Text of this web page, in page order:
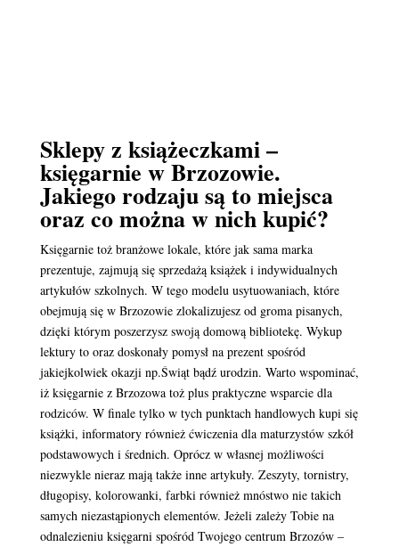
Sklepy z książeczkami –
księgarnie w Brzozowie.
Jakiego rodzaju są to miejsca
oraz co można w nich kupić?
Księgarnie toż branżowe lokale, które jak sama marka
prezentuje, zajmują się sprzedażą książek i indywidualnych
artykułów szkolnych. W tego modelu usytuowaniach, które
obejmują się w Brzozowie zlokalizujesz od groma pisanych,
dzięki którym poszerzysz swoją domową bibliotekę. Wykup
lektury to oraz doskonały pomysł na prezent spośród
jakiejkolwiek okazji np.Świąt bądź urodzin. Warto wspominać,
iż księgarnie z Brzozowa toż plus praktyczne wsparcie dla
rodziców. W finale tylko w tych punktach handlowych kupi się
książki, informatory również ćwiczenia dla maturzystów szkół
podstawowych i średnich. Oprócz w własnej możliwości
niezwykle nieraz mają także inne artykuły. Zeszyty, tornistry,
długopisy, kolorowanki, farbki również mnóstwo nie takich
samych niezastąpionych elementów. Jeżeli zależy Tobie na
odnalezieniu księgarni spośród Twojego centrum Brzozów –